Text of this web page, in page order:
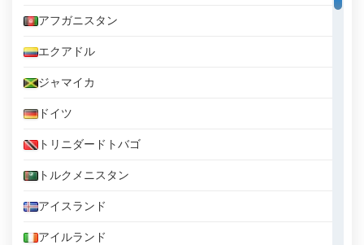
アフガニスタン
エクアドル
ジャマイカ
ドイツ
トリニダードトバゴ
トルクメニスタン
アイスランド
アイルランド